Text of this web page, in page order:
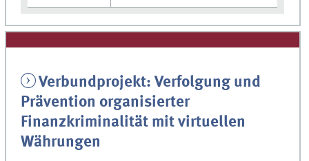
Verbundprojekt: Verfolgung und
Prävention organisierter
Finanzkriminalität mit virtuellen
Währungen